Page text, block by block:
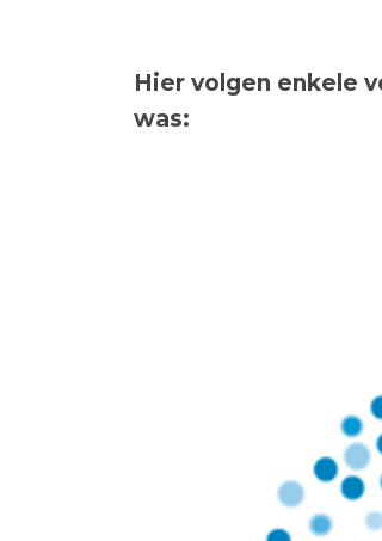
Hier volgen enkele
was: